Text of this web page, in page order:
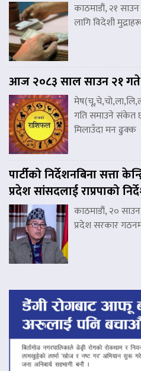
काठमाडौं, २१
लागि विदेशी
आज २०८३ साल साउन २१ गते
गति समाउने संकेत
मिलाउँदा मन ढुक्क
पार्टीको निर्देशनबिना सत्ता
प्रदेश सांसदलाई राप्रपाको
काठमाडौं, २० साउन ।
प्रदेश सरकार